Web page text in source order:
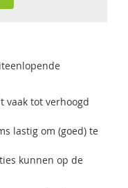
vaak tot verhoogd
lastig om (goed) te
kunnen op de